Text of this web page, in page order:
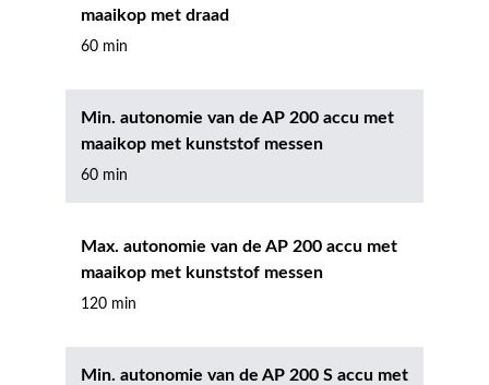
maaikop met draad
60 min
Min. autonomie van de AP 200 accu met
maaikop met kunststof messen
60 min
Max. autonomie van de AP 200 accu met
maaikop met kunststof messen
120 min
Min. autonomie van de AP 200 S accu met